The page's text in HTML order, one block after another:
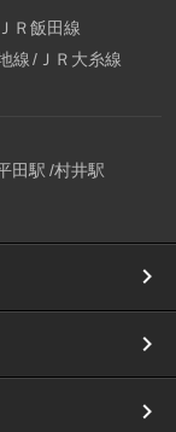
Ｒ飯田線
線
ＪＲ大糸線
田駅 村井駅